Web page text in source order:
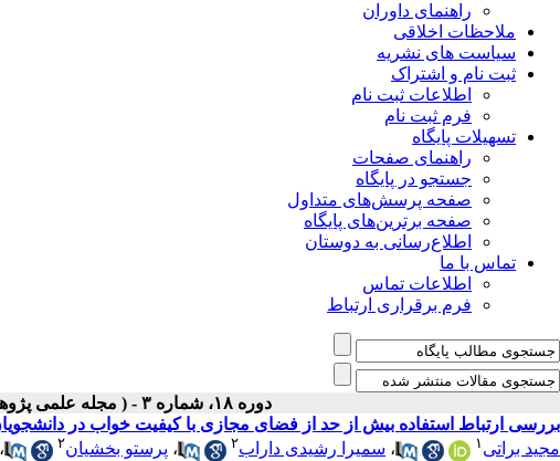
راهنمای داوران
ملاحظات اخلاقی
سیاست های نشریه
ثبت نام و اشتراک
اطلاعات ثبت نام
فرم ثبت نام
تسهیلات پایگاه
راهنمای صفحات
جستجو در پایگاه
صفحه پرسش‌های متداول
صفحه برترین‌های پایگاه
اطلاع‌رسانی به دوستان
تماس با ما
اطلاعات تماس
فرم برقراری ارتباط
دوره ۱۸، شماره ۳ - ( مجله علمی پژوهان، بهار ۱۳۹۹ )
بررسی ارتباط استفاده بیش از حد از فضای مجازی با کیفیت خواب در
مجید براتی ۱ ، سمیرا رشیدی داراب۲ ، پرستو بخشیان۲ ،